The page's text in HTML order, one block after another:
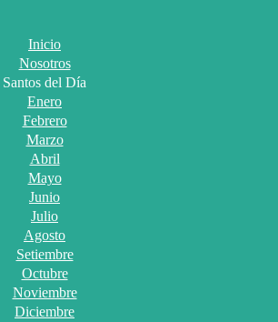
Inicio
Nosotros
Santos del Día
Enero
Febrero
Marzo
Abril
Mayo
Junio
Julio
Agosto
Setiembre
Octubre
Noviembre
Diciembre